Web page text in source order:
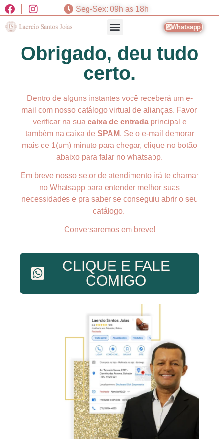
Seg-Sex: 09h as 18h
Whatsapp
Obrigado, deu tudo
certo.
Dentro de alguns instantes você receberá um e-
mail com nosso catálogo virtual de alianças. Favor,
verificar na sua caixa de entradaprincipal e
também na caixa de SPAM. Se o e-mail demorar
mais de 1(um) minuto para chegar, clique no botão
abaixo para falar no whatsapp.
Em breve nosso setor de atendimento irá te chamar
no Whatsapp para entender melhor suas
necessidades e pra saber se conseguiu abrir o seu
catálogo.
Conversaremos em breve!
CLIQUE E FALE
COMIGO